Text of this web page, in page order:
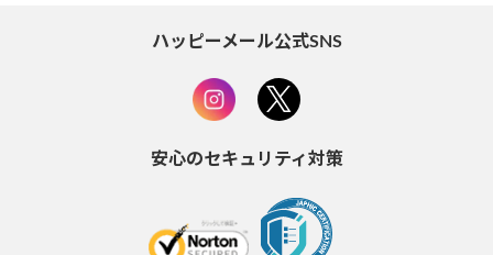
ハッピーメール公式SNS
安心のセキュリティ対策